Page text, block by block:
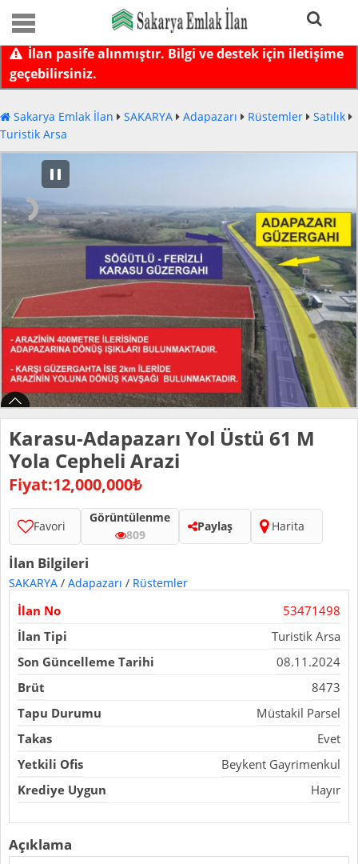
İlan pasife alınmıştır. Bilgi ve destek için iletişime
geçebilirsiniz.
Sakarya Emlak İlan SAKARYA Adapazarı Rüstemler
Satılık
Turistik Arsa
Karasu-Adapazarı Yol Üstü 61 M
Yola Cepheli Arazi
Fiyat:12,000,000₺
Favori
Görüntülenme
809
Paylaş Harita
İlan Bilgileri
SAKARYA / Adapazarı / Rüstemler
İlan No
53471498
İlan Tipi
Turistik Arsa
Son Güncelleme Tarihi
08.11.2024
Brüt
8473
Tapu Durumu
Müstakil Parsel
Takas
Evet
Yetkili Ofis
Beykent Gayrimenkul
Krediye Uygun
Hayır
Açıklama